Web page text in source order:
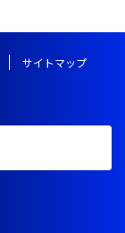
サイトマップ